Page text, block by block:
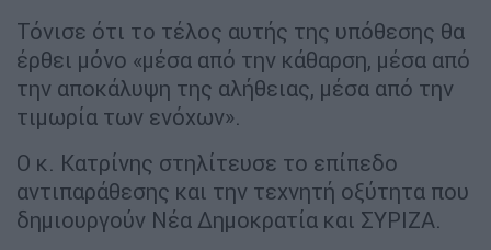
Τόνισε ότι το τέλος αυτής της υπόθεσης θα
έρθει μόνο «μέσα από την κάθαρση, μέσα από
την αποκάλυψη της αλήθειας, μέσα από την
τιμωρία των ενόχων».
Ο κ. Κατρίνης στηλίτευσε το επίπεδο
αντιπαράθεσης και την τεχνητή οξύτητα που
δημιουργούν Νέα Δημοκρατία και ΣΥΡΙΖΑ.